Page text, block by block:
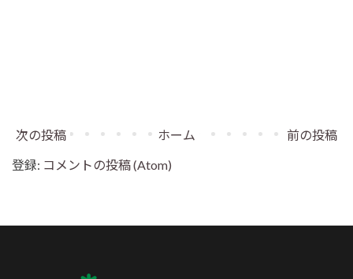
次の投稿 前の投稿
ホーム
登録: コメントの投稿 (Atom)